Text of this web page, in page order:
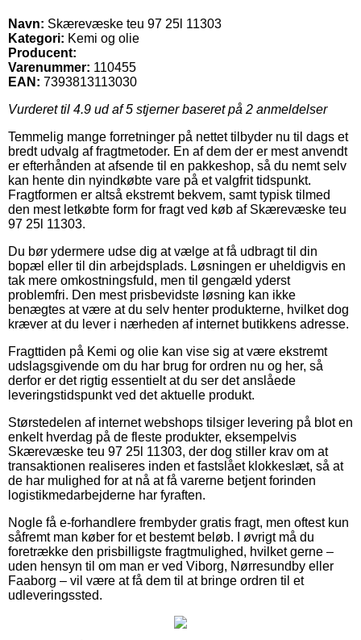
Navn: Skærevæske teu 97 25l 11303
Kategori: Kemi og olie
Producent:
Varenummer: 110455
EAN: 7393813113030
Vurderet til 4.9 ud af 5 stjerner baseret på 2 anmeldelser
Temmelig mange forretninger på nettet tilbyder nu til dags et
bredt udvalg af fragtmetoder. En af dem der er mest anvendt
er efterhånden at afsende til en pakkeshop, så du nemt selv
kan hente din nyindkøbte vare på et valgfrit tidspunkt.
Fragtformen er altså ekstremt bekvem, samt typisk tilmed
den mest letkøbte form for fragt ved køb af Skærevæske teu
97 25l 11303.
Du bør ydermere udse dig at vælge at få udbragt til din
bopæl eller til din arbejdsplads. Løsningen er uheldigvis en
tak mere omkostningsfuld, men til gengæld yderst
problemfri. Den mest prisbevidste løsning kan ikke
benægtes at være at du selv henter produkterne, hvilket dog
kræver at du lever i nærheden af internet butikkens adresse.
Fragttiden på Kemi og olie kan vise sig at være ekstremt
udslagsgivende om du har brug for ordren nu og her, så
derfor er det rigtig essentielt at du ser det anslåede
leveringstidspunkt ved det aktuelle produkt.
Størstedelen af internet webshops tilsiger levering på blot en
enkelt hverdag på de fleste produkter, eksempelvis
Skærevæske teu 97 25l 11303, der dog stiller krav om at
transaktionen realiseres inden et fastslået klokkeslæt, så at
de har mulighed for at nå at få varerne betjent forinden
logistikmedarbejderne har fyraften.
Nogle få e-forhandlere frembyder gratis fragt, men oftest kun
såfremt man køber for et bestemt beløb. I øvrigt må du
foretrække den prisbilligste fragtmulighed, hvilket gerne –
uden hensyn til om man er ved Viborg, Nørresundby eller
Faaborg – vil være at få dem til at bringe ordren til et
udleveringssted.